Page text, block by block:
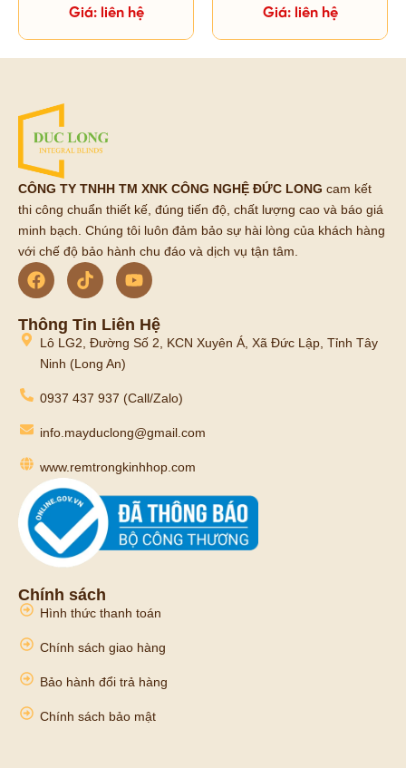
Giá: liên hệ
Giá: liên hệ
CÔNG TY TNHH TM XNK CÔNG NGHỆ ĐỨC LONG cam kết
thi công chuẩn thiết kế, đúng tiến độ, chất lượng cao và báo giá
minh bạch. Chúng tôi luôn đảm bảo sự hài lòng của khách hàng
với chế độ bảo hành chu đáo và dịch vụ tận tâm.
Thông Tin Liên Hệ
Lô LG2, Đường Số 2, KCN Xuyên Á, Xã Đức Lập, Tỉnh Tây
Ninh (Long An)
0937 437 937 (Call/Zalo)
info.mayduclong@gmail.com
www.remtrongkinhhop.com
Chính sách
Hình thức thanh toán
Chính sách giao hàng
Bảo hành đổi trả hàng
Chính sách bảo mật